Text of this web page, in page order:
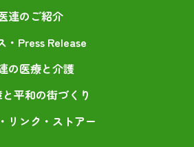
連のご紹介
・Press Release
の医療と介護
平和の街づくり
リンク・ストアー